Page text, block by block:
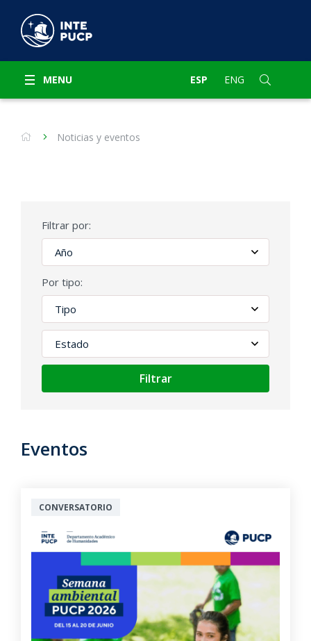
MENU ESP ENG
Noticias y eventos
Filtrar por:
Por tipo:
Filtrar
Eventos
CONVERSATORIO